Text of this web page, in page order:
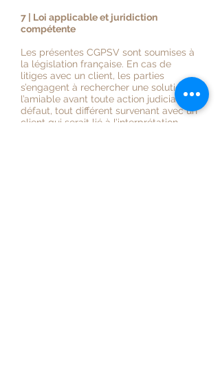
7 | Loi applicable et juridiction
compétente
Les présentes CGPSV sont soumises à
la législation française. En cas de
litiges avec un client, les parties
s’engagent à rechercher une solution à
l’amiable avant toute action judiciaire. A
défaut, tout différent survenant avec un
client qui serait lié à l’interprétation,